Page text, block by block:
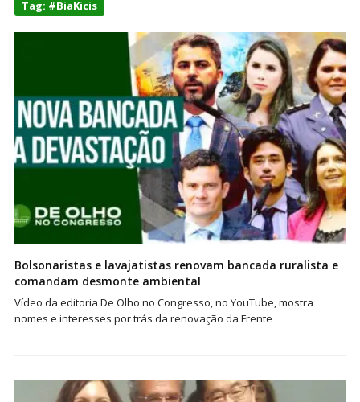
Tag: #BiaKicis
Bolsonaristas e lavajatistas renovam bancada ruralista e
comandam desmonte ambiental
Vídeo da editoria De Olho no Congresso, no YouTube, mostra
nomes e interesses por trás da renovação da Frente